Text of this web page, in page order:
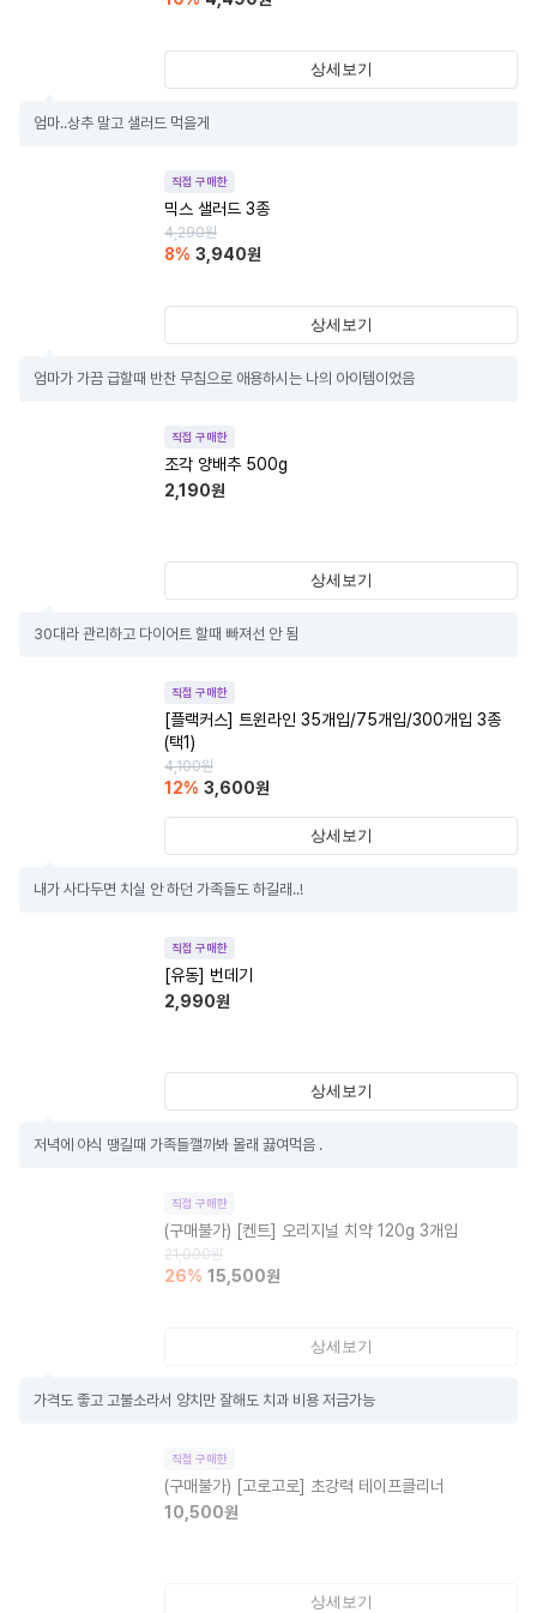
상세보기
엄마..상추 말고 샐러드 먹을게
직접 구매한
믹스 샐러드 3종
4,290원
8% 3,940원
상세보기
엄마가 가끔 급할때 반찬 무침으로 애용하시는 나의 아이템이었음
직접 구매한
조각 양배추 500g
2,190원
상세보기
30대라 관리하고 다이어트 할때 빠져선 안 됨
직접 구매한
[플랙커스] 트윈라인 35개입/75개입/300개입 3종
(택1)
4,100원
12% 3,600원
상세보기
내가 사다두면 치실 안 하던 가족들도 하길래..!
직접 구매한
[유동] 번데기
2,990원
상세보기
저녁에 야식 땡길때 가족들깰까봐 몰래 끓여먹음 .
직접 구매한
(구매불가) [켄트] 오리지널 치약 120g 3개입
21,000원
26% 15,500원
상세보기
가격도 좋고 고불소라서 양치만 잘해도 치과 비용 저금가능
직접 구매한
(구매불가) [고로고로] 초강력 테이프클리너
10,500원
상세보기